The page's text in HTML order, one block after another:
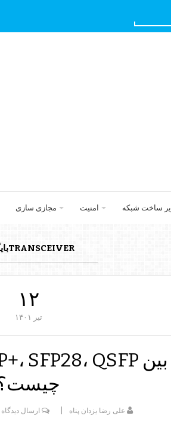
ساخت شبکه امنیت مجازی سازی
TRANSCEIVERبایگانی
۱۲
تیر ۱۴۰۱
علی رضا یزدان پناه ارسال دیدگاه